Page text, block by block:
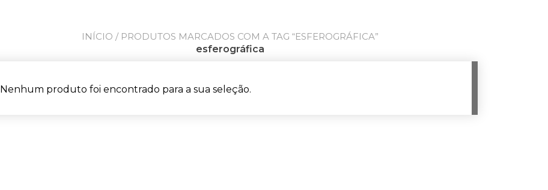
INÍCIO / PRODUTOS MARCADOS COM A TAG “ESFEROGRÁFICA”
esferográfica
Nenhum produto foi encontrado para a sua seleção.